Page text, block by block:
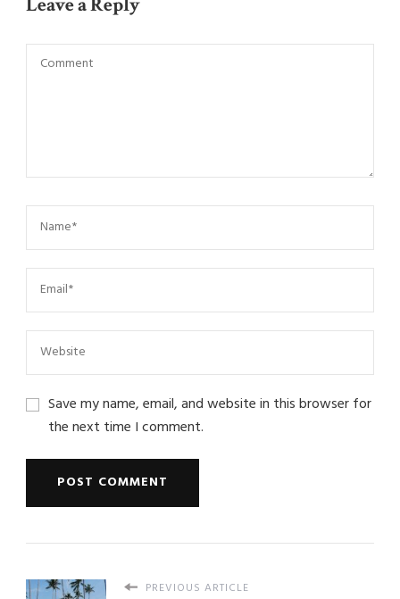
Save my name, email, and website in this browser for
the next time I comment.
PREVIOUS ARTICLE